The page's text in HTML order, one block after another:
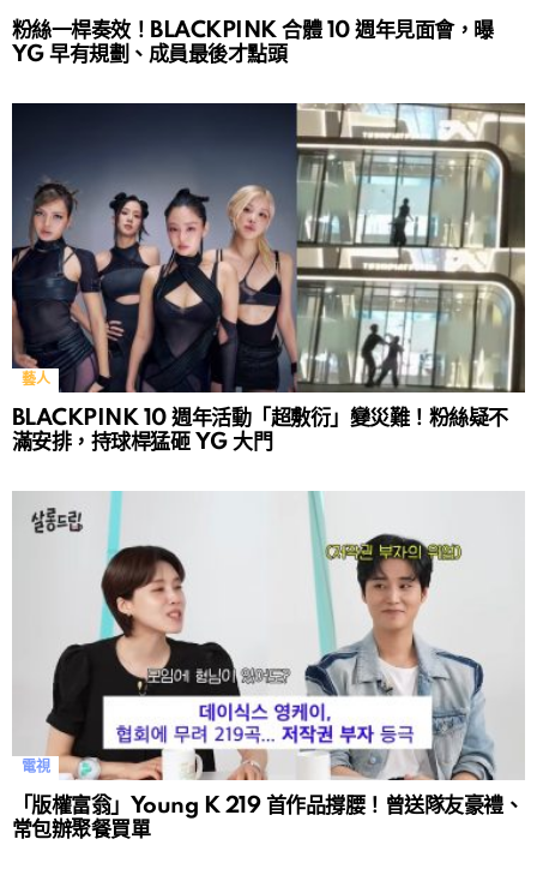
粉絲一桿奏效！BLACKPINK 合體 10 週年見面會，曝
YG 早有規劃、成員最後才點頭
藝人
BLACKPINK 10 週年活動「超敷衍」變災難！粉絲疑不
滿安排，持球桿猛砸 YG 大門
電視
「版權富翁」Young K 219 首作品撐腰！曾送隊友豪禮、
常包辦聚餐買單